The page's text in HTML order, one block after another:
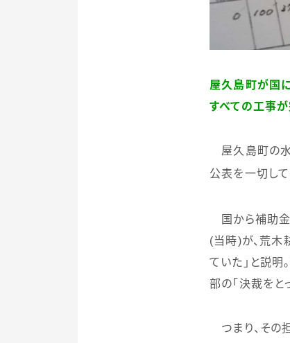
屋久島町が国
すべての工事
屋久島町の
公表を一切し
国から補助金
(当時)が、荒木
ていた」と説
部の「決裁をと
つまり、その